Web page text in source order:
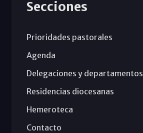
Secciones
Prioridades pastorales
Agenda
Delegaciones y departamentos
Residencias diocesanas
Hemeroteca
Contacto